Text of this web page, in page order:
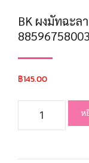
BK ผงมัทฉะล
฿145.00
ห